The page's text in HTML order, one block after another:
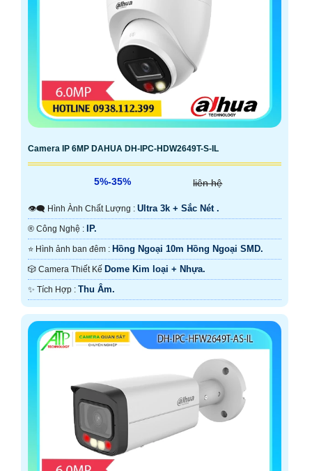
Camera IP 6MP DAHUA DH-IPC-HDW2649T-S-IL
5%-35% liên hệ
👁️‍🗨 Hình Ành Chất Lượng : Ultra 3k + Sắc Nét .
®️ Công Nghệ : IP.
⭐ Hình ảnh ban đêm : Hồng Ngoại 10m Hồng Ngoại SMD.
🎲 Camera Thiết Kế Dome Kim loại + Nhựa.
️✨ Tích Hợp : Thu Âm.